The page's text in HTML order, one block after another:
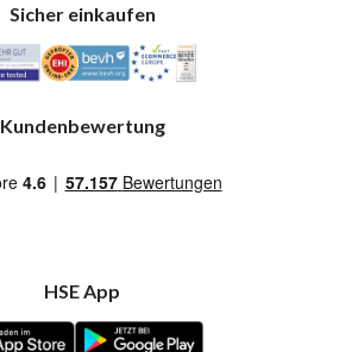
Sicher einkaufen
Kundenbewertung
HSE App